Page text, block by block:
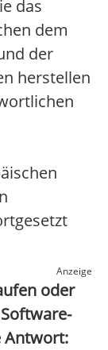
das
dem
der
herstellen
Anzeige
oder
Antwort: